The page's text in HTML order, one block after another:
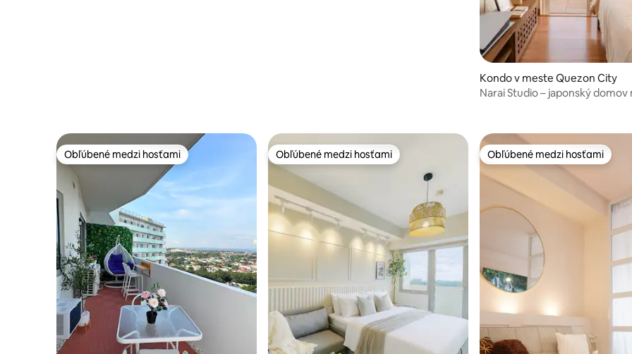
Kondo v meste Quezon City
Narai Studio – japonský domov
Obľúbené medzi hosťami
Obľúbené medzi hosťami Obľúbené medzi hosťami
Obľúbené medzi hosťami Obľúbené medzi hosťami
Obľúbené medzi hosťami